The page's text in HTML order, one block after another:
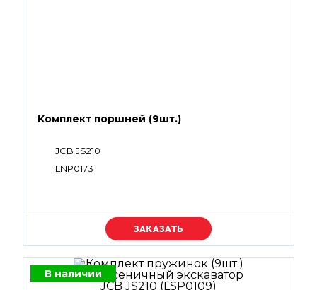
Комплект поршней (9шт.)
JCB JS210
LNP0173
Уточняйте цену
В наличии